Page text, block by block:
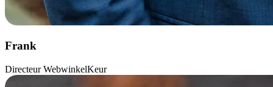
Frank
Directeur WebwinkelKeur